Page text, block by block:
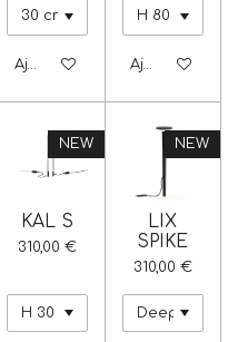
Ajouter au panierAjouter au
NEW
KAL S
310,00 €
NEW
LIX
SPIKE
310,00 €